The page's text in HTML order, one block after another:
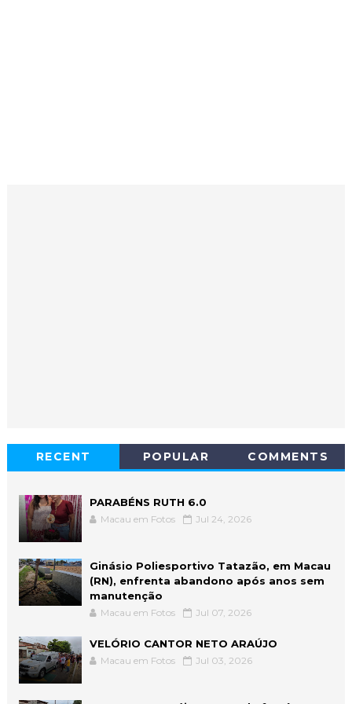
RECENT POPULAR COMMENTS
PARABÉNS RUTH 6.0
Macau em Fotos Jul 24, 2026
Ginásio Poliesportivo Tatazão, em Macau
(RN), enfrenta abandono após anos sem
manutenção
Macau em Fotos Jul 07, 2026
VELÓRIO CANTOR NETO ARAÚJO
Macau em Fotos Jul 03, 2026